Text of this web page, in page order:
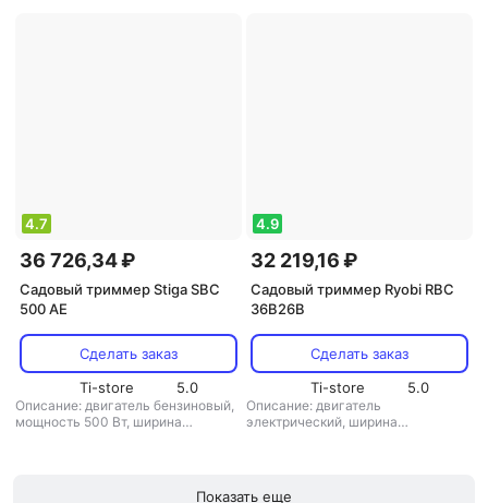
4.7
36 726,34 ₽
Садовый триммер Stiga SBC
500 AE
Сделать заказ
Ti-store
5.0
Описание: двигатель бензиновый,
мощность 500 Вт, ширина
4.9
32 219,16 ₽
Садовый триммер Ryobi RBC
36B26B
Сделать заказ
Ti-store
5.0
Описание: двигатель
электрический, ширина
Показать еще